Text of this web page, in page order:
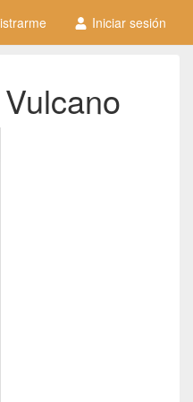
Iniciar sesión